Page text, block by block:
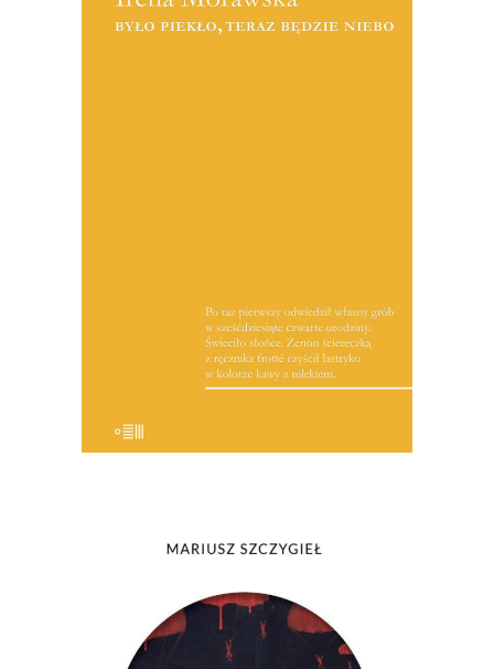
[EBOOK] Irena Morawska – BYŁO
39.00 zł 19.50zł
KSIĄŻKA DO KOSZYKA
[EBOOK] Mariusz Szczygieł – NIE
MA
Nie ma kogoś. Nie ma czegoś. Nie ma